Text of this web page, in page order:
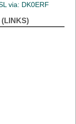
via: DK0ERF